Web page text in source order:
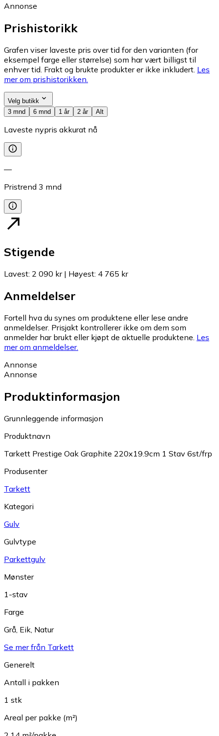
Annonse
Prishistorikk
Grafen viser laveste pris over tid for den varianten (for
eksempel farge eller størrelse) som har vært billigst til
enhver tid. Frakt og brukte produkter er ikke inkludert. Les
mer om prishistorikken.
Velg butikk
3 mnd
6 mnd 1 år 2 år Alt
Laveste nypris akkurat nå
—
Pristrend 3 mnd
Stigende
Lavest: 2 090 kr| Høyest: 4 765 kr
Anmeldelser
Fortell hva du synes om produktene eller lese andre
anmeldelser. Prisjakt kontrollerer ikke om dem som
anmelder har brukt eller kjøpt de aktuelle produktene. Les
mer om anmeldelser.
Annonse
Annonse
Produktinformasjon
Grunnleggende informasjon
Produktnavn
Tarkett Prestige Oak Graphite 220x19.9cm 1 Stav 6st/frp
Produsenter
Tarkett
Kategori
Gulv
Gulvtype
Parkettgulv
Mønster
1-stav
Farge
Grå Eik Natur
Se mer från Tarkett
Generelt
Antall i pakken
1 stk
Areal per pakke (m²)